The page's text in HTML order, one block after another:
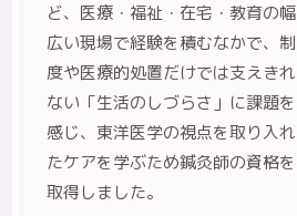
ど、医療・福祉・在宅・教育の幅
広い現場で経験を積むなかで、制
度や医療的処置だけでは支えきれ
ない「生活のしづらさ」に課題を
感じ、東洋医学の視点を取り入れ
たケアを学ぶため鍼灸師の資格を
取得しました。